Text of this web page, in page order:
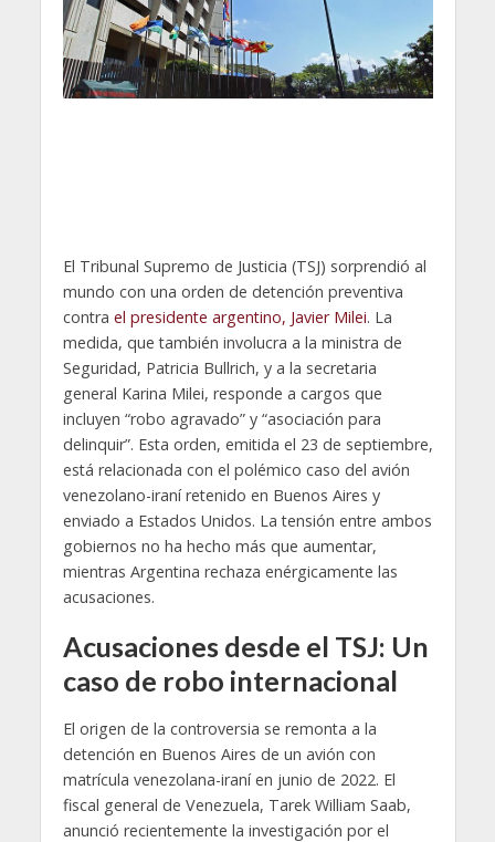
El Tribunal Supremo de Justicia (TSJ) sorprendió al
mundo con una orden de detención preventiva
contra el presidente argentino, Javier Milei. La
medida, que también involucra a la ministra de
Seguridad, Patricia Bullrich, y a la secretaria
general Karina Milei, responde a cargos que
incluyen “robo agravado” y “asociación para
delinquir”. Esta orden, emitida el 23 de septiembre,
está relacionada con el polémico caso del avión
venezolano-iraní retenido en Buenos Aires y
enviado a Estados Unidos. La tensión entre ambos
gobiernos no ha hecho más que aumentar,
mientras Argentina rechaza enérgicamente las
acusaciones.
Acusaciones desde el TSJ: Un
caso de robo internacional
El origen de la controversia se remonta a la
detención en Buenos Aires de un avión con
matrícula venezolana-iraní en junio de 2022. El
fiscal general de Venezuela, Tarek William Saab,
anunció recientemente la investigación por el